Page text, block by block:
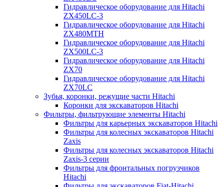
Гидравлическое оборудование для Hitachi
ZX450LC-3
Гидравлическое оборудование для Hitachi
ZX480MTH
Гидравлическое оборудование для Hitachi
ZX500LC-3
Гидравлическое оборудование для Hitachi
ZX70
Гидравлическое оборудование для Hitachi
ZX70LC
Зубья, коронки, режущие части Hitachi
Коронки для экскаваторов Hitachi
Фильтры, фильтрующие элементы Hitachi
Фильтры для карьерных экскаваторов Hitachi
Фильтры для колесных экскаваторов Hitachi
Zaxis
Фильтры для колесных экскаваторов Hitachi
Zaxis-3 серии
Фильтры для фронтальных погрузчиков
Hitachi